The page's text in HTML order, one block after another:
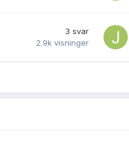
3 svar
2.9k visninger